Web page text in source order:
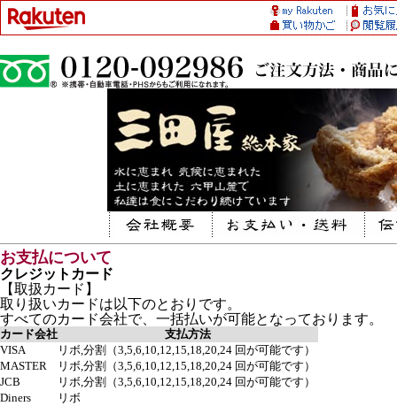
お支払について
クレジットカード
【取扱カード】
取り扱いカードは以下のとおりです。
すべてのカード会社で、一括払いが可能となっております。
カード会社
支払方法
VISA
リボ,分割（3,5,6,10,12,15,18,20,24 回が可能です）
MASTER
リボ,分割（3,5,6,10,12,15,18,20,24 回が可能です）
JCB
リボ,分割（3,5,6,10,12,15,18,20,24 回が可能です）
Diners
リボ